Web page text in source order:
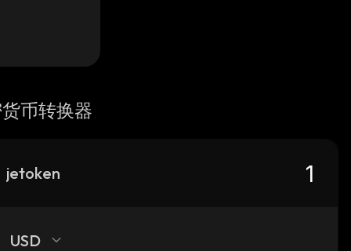
币转换器
jetoken
USD